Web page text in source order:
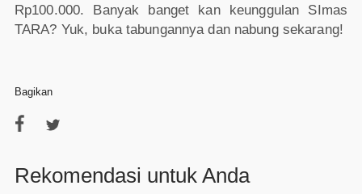
Rp100.000. Banyak banget kan keunggulan SImas
TARA? Yuk, buka tabungannya dan nabung sekarang!
Bagikan
Rekomendasi untuk Anda